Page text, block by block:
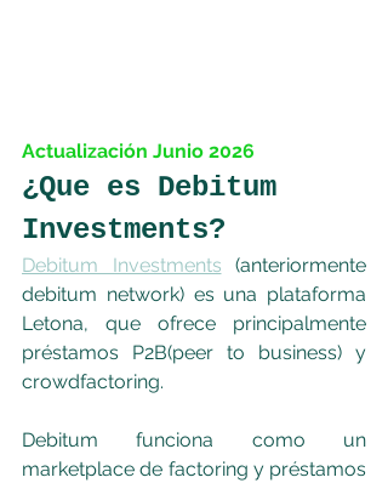
Actualización Junio 2026
¿Que es Debitum
Investments?
Debitum Investments (anteriormente
debitum network) es una plataforma
Letona, que ofrece principalmente
préstamos P2B(peer to business) y
crowdfactoring.
Debitum funciona como un
marketplace de factoring y préstamos